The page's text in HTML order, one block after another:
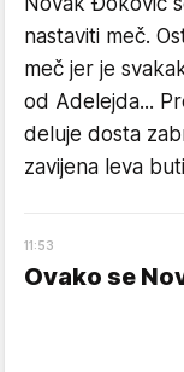
nastaviti meč.
meč jer je
od Adelejda...
deluje dosta
zavijena leva
11:53
Ovako se